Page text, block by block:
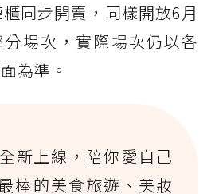
同步開賣，同樣開放6月
場次，實際場次仍以各
為準。
全新上線，陪你愛自己
棒的美食旅遊、美妝